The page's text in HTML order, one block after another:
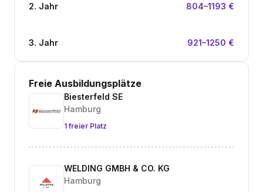
2. Jahr 804–1193 €
3. Jahr 921–1250 €
Freie Ausbildungsplätze
Biesterfeld SE
Hamburg
1 freier Platz
WELDING GMBH & CO. KG
Hamburg